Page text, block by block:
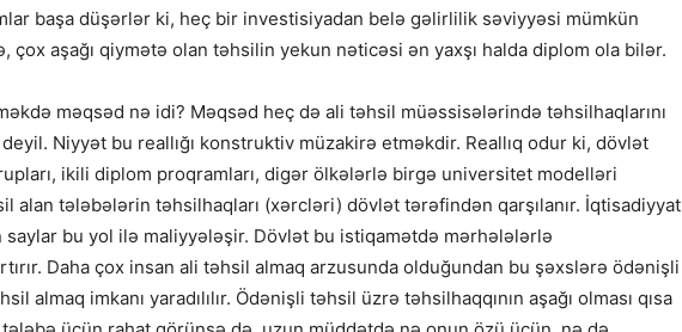
başa düşərlər ki, heç bir investisiyadan belə gəlirlilik səviyyəsi mümkün
çox aşağı qiymətə olan təhsilin yekun nəticəsi ən yaxşı halda diplom ola bilər.
məqsəd nə idi? Məqsəd heç də ali təhsil müəssisələrində təhsilhaqlarını
deyil. Niyyət bu reallığı konstruktiv müzakirə etməkdir. Reallıq odur ki, dövlət
ikili diplom proqramları, digər ölkələrlə birgə universitet modelləri
alan tələbələrin təhsilhaqları (xərcləri) dövlət tərəfindən qarşılanır. İqtisadiyyat
saylar bu yol ilə maliyyələşir. Dövlət bu istiqamətdə mərhələlərlə
Daha çox insan ali təhsil almaq arzusunda olduğundan bu şəxslərə ödənişli
almaq imkanı yaradılılır. Ödənişli təhsil üzrə təhsilhaqqının aşağı olması qısa